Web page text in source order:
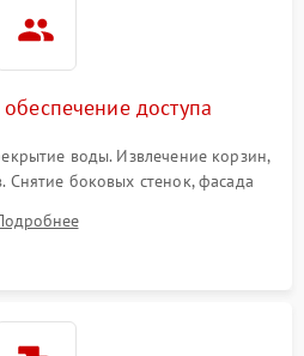
доступа
воды. Извлечение корзин,
Снятие боковых стенок, фасада
ТЭНу и сливной помпе.